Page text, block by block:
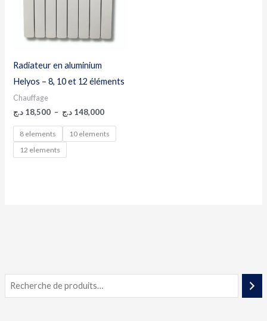
Radiateur en aluminium
Helyos – 8, 10 et 12 éléments
Chauffage
18,500 د.ج – 148,000 د.ج
8 elements
10 elements
12 elements